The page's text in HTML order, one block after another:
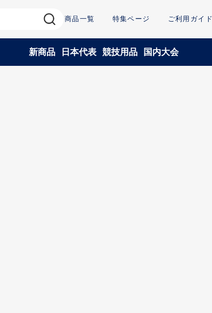
商品一覧 特集ページ ご利用ガイド
新商品 日本代表 競技用品 国内大会